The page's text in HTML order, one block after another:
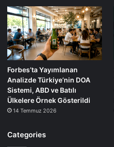
Forbes’ta Yayımlanan
Analizde Türkiye’nin DOA
Sistemi, ABD ve Batılı
Ülkelere Örnek Gösterildi
14 Temmuz 2026
Categories